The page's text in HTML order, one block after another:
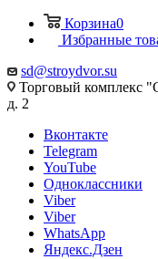
Корзина0
Избранные
sd@stroydvor.su
Торговый комплекс
д. 2
Вконтакте
Telegram
YouTube
Одноклассники
Viber
Viber
WhatsApp
Яндекс.Дзен